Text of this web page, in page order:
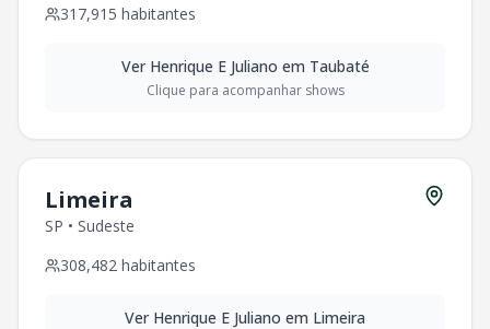
317,915 habitantes
Ver Henrique E Juliano em Taubaté
Clique para acompanhar shows
Limeira
SP • Sudeste
308,482 habitantes
Ver Henrique E Juliano em Limeira